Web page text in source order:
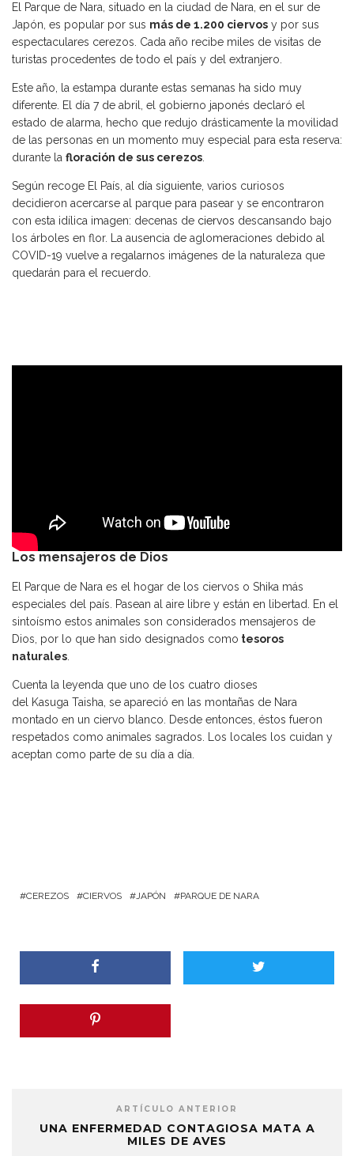
El Parque de Nara, situado en la ciudad de Nara, en el sur de
Japón, es popular por sus más de 1.200 ciervos y por sus
espectaculares cerezos. Cada año recibe miles de visitas de
turistas procedentes de todo el país y del extranjero.
Este año, la estampa durante estas semanas ha sido muy
diferente. El día 7 de abril, el gobierno japonés declaró el
estado de alarma, hecho que redujo drásticamente la movilidad
de las personas en un momento muy especial para esta reserva:
durante la floración de sus cerezos.
Según recoge El País, al día siguiente, varios curiosos
decidieron acercarse al parque para pasear y se encontraron
con esta idílica imagen: decenas de ciervos descansando bajo
los árboles en flor. La ausencia de aglomeraciones debido al
COVID-19 vuelve a regalarnos imágenes de la naturaleza que
quedarán para el recuerdo.
Los mensajeros de Dios
El Parque de Nara es el hogar de los ciervos o Shika más
especiales del país. Pasean al aire libre y están en libertad. En el
sintoísmo estos animales son considerados mensajeros de
Dios, por lo que han sido designados como tesoros
naturales
Cuenta la leyenda que uno de los cuatro dioses
del Kasuga Taisha, se apareció en las montañas de Nara
montado en un ciervo blanco. Desde entonces, éstos fueron
respetados como animales sagrados. Los locales los cuidan y
aceptan como parte de su día a día.
CEREZOS CIERVOS JAPÓN PARQUE DE NARA
ARTÍCULO ANTERIOR
UNA ENFERMEDAD CONTAGIOSA MATA A
MILES DE AVES